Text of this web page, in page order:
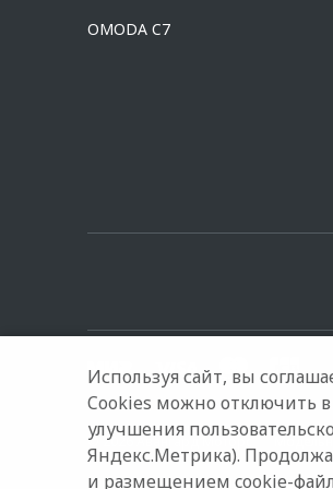
OMODA C7
© 2026 Авангард Моторс
Используя сайт, вы
Cookies можно отключить
улучшения
Яндекс.Метрика).
и размещением cookie-